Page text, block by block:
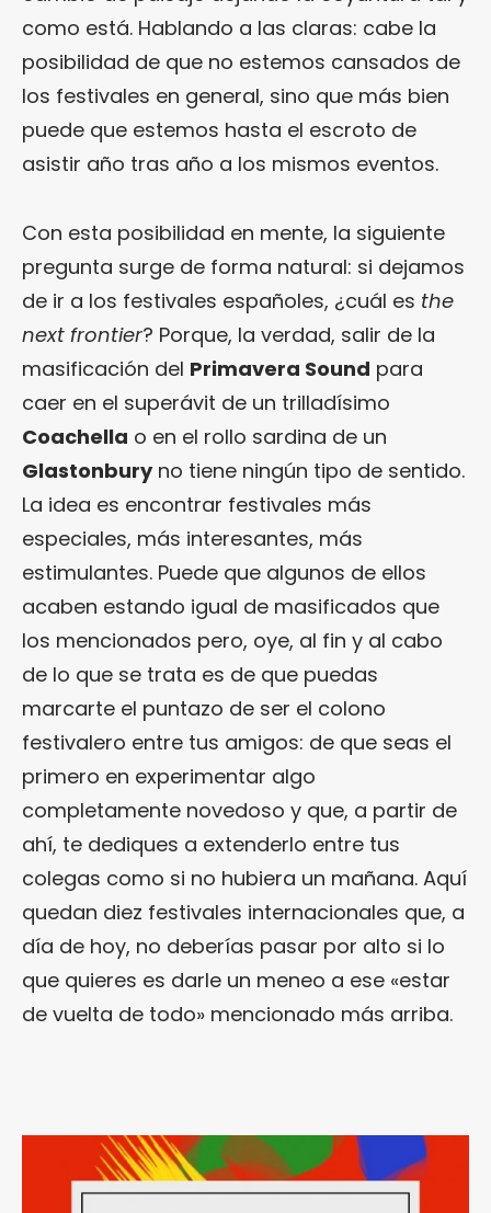
como está. Hablando a las claras: cabe la
posibilidad de que no estemos cansados de
los festivales en general, sino que más bien
puede que estemos hasta el escroto de
asistir año tras año a los mismos eventos.
Con esta posibilidad en mente, la siguiente
pregunta surge de forma natural: si dejamos
de ir a los festivales españoles, ¿cuál es the
next frontier? Porque, la verdad, salir de la
masificación del Primavera Sound para
caer en el superávit de un trilladísimo
Coachella o en el rollo sardina de un
Glastonburyno tiene ningún tipo de sentido.
La idea es encontrar festivales más
especiales, más interesantes, más
estimulantes. Puede que algunos de ellos
acaben estando igual de masificados que
los mencionados pero, oye, al fin y al cabo
de lo que se trata es de que puedas
marcarte el puntazo de ser el colono
festivalero entre tus amigos: de que seas el
primero en experimentar algo
completamente novedoso y que, a partir de
ahí, te dediques a extenderlo entre tus
colegas como si no hubiera un mañana. Aquí
quedan diez festivales internacionales que, a
día de hoy, no deberías pasar por alto si lo
que quieres es darle un meneo a ese «estar
de vuelta de todo» mencionado más arriba.